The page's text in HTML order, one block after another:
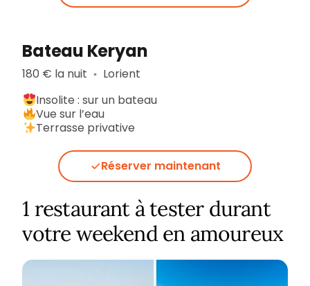
Bateau Keryan
180 € la nuit ▪︎ Lorient
Insolite : sur un bateau
Vue sur l’eau
Terrasse privative
Réserver maintenant
1 restaurant à tester durant
votre weekend en amoureux